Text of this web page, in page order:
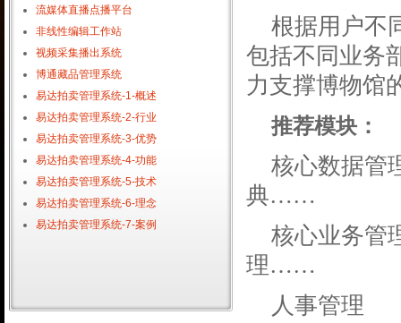
流媒体直播点播平台
非线性编辑工作站
视频采集播出系统
博通藏品管理系统
易达拍卖管理系统-1-概述
易达拍卖管理系统-2-行业
易达拍卖管理系统-3-优势
易达拍卖管理系统-4-功能
易达拍卖管理系统-5-技术
易达拍卖管理系统-6-理念
易达拍卖管理系统-7-案例
根据用户不
包括不同业务
力支撑博物馆
推荐模块：
核心数据管
典……
核心业务管
理……
人事管理